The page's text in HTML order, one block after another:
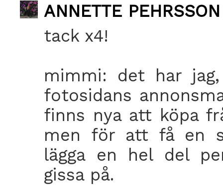
ANNETTE PEHRSSON
tack x4!
mimmi: det har
fotosidans
finns nya att köpa
men för att få en
lägga en hel del
gissa på.